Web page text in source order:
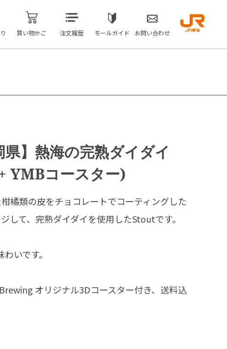
買い物かご 注文履歴 モールガイド お問い合わせ
県】熱海の完熟ダイダイ
YMBコースター)
橘類の皮をチョコレートでコーティングした
して、完熟ダイダイを使用したStoutです。
いです。
オリジナル3Dコースター付き、送料込